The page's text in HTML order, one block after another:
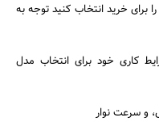
برای خرید انتخاب کنید توجه به
کاری خود برای انتخاب مدل
و سرعت نوار